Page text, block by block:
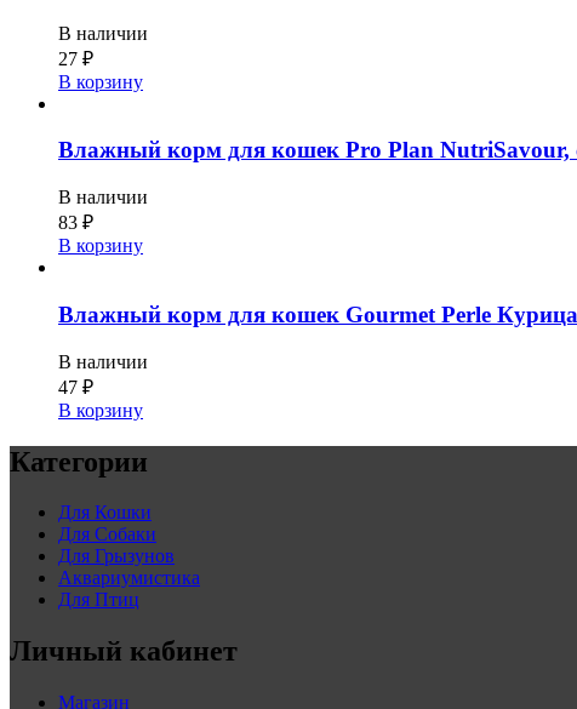
В наличии
27 ₽
В корзину
Влажный корм для кошек Pro Plan NutriSavour,
В наличии
83 ₽
В корзину
Влажный корм для кошек Gourmet Perle Курица
В наличии
47 ₽
В корзину
Категории
Для Кошки
Для Собаки
Для Грызунов
Аквариумистика
Для Птиц
Личный кабинет
Магазин